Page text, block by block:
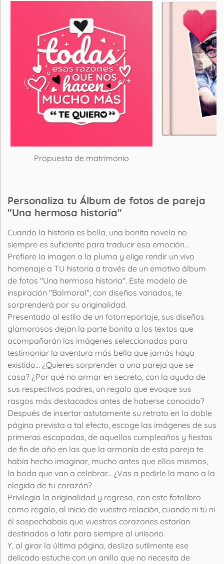
Propuesta de matrimonio
Personaliza tu Álbum de fotos de pareja
"Una hermosa historia"
Cuando la historia es bella, una bonita novela no
siempre es suficiente para traducir esa emoción...
Prefiere la imagen a la pluma y elige rendir un vivo
homenaje a TU historia a través de un emotivo álbum
de fotos "Una hermosa historia". Este modelo de
inspiración "Balmoral", con diseños variados, te
sorprenderá por su originalidad.
Presentado al estilo de un fotorreportaje, sus diseños
glamorosos dejan la parte bonita a los textos que
acompañarán las imágenes seleccionadas para
testimoniar la aventura más bella que jamás haya
existido... ¿Quieres sorprender a una pareja que se
casa? ¿Por qué no armar en secreto, con la ayuda de
sus respectivos padres, un regalo que evoque sus
rasgos más destacados antes de haberse conocido?
Después de insertar astutamente su retrato en la doble
página prevista a tal efecto, escoge las imágenes de sus
primeras escapadas, de aquellos cumpleaños y fiestas
de fin de año en las que la armonía de esta pareja te
había hecho imaginar, mucho antes que ellos mismos,
la boda que van a celebrar... ¿Vas a pedirle la mano a la
elegida de tu corazón?
Privilegia la originalidad y regresa, con este fotolibro
como regalo, al inicio de vuestra relación, cuando ni tú ni
él sospechabais que vuestros corazones estarían
destinados a latir para siempre al unísono.
Y, al girar la última página, desliza sutilmente ese
delicado estuche con un anillo que no necesita de